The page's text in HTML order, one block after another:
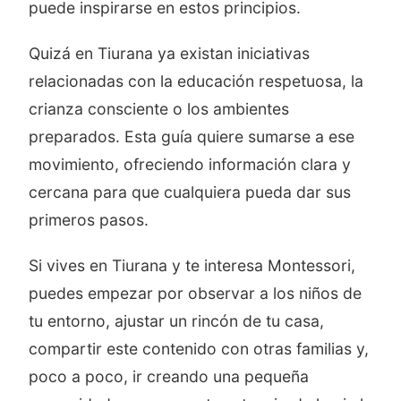
puede inspirarse en estos principios.
Quizá en Tiurana ya existan iniciativas
relacionadas con la educación respetuosa, la
crianza consciente o los ambientes
preparados. Esta guía quiere sumarse a ese
movimiento, ofreciendo información clara y
cercana para que cualquiera pueda dar sus
primeros pasos.
Si vives en Tiurana y te interesa Montessori,
puedes empezar por observar a los niños de
tu entorno, ajustar un rincón de tu casa,
compartir este contenido con otras familias y,
poco a poco, ir creando una pequeña